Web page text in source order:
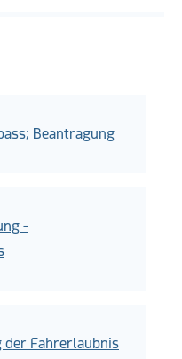
Beantragung
-
der Fahrerlaubnis